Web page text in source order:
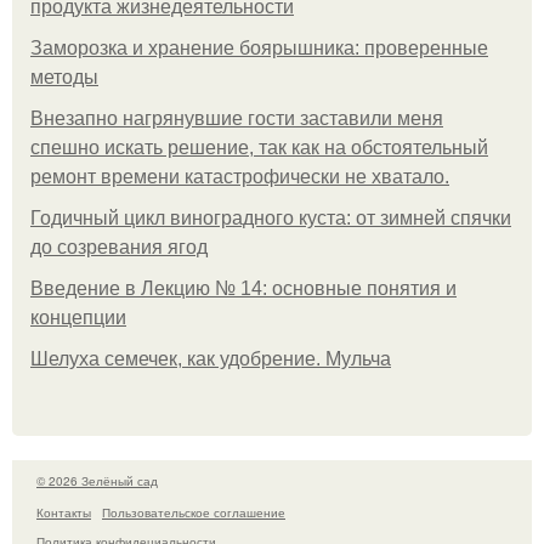
продукта жизнедеятельности
Заморозка и хранение боярышника: проверенные
методы
Внезапно нагрянувшие гости заставили меня
спешно искать решение, так как на обстоятельный
ремонт времени катастрофически не хватало.
Годичный цикл виноградного куста: от зимней спячки
до созревания ягод
Введение в Лекцию № 14: основные понятия и
концепции
Шелуха семечек, как удобрение. Мульча
© 2026 Зелёный сад
Контакты
Пользовательское соглашение